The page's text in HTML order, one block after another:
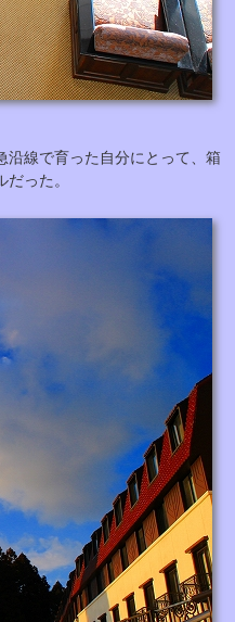
沿線で育った自分にとって、箱
った。